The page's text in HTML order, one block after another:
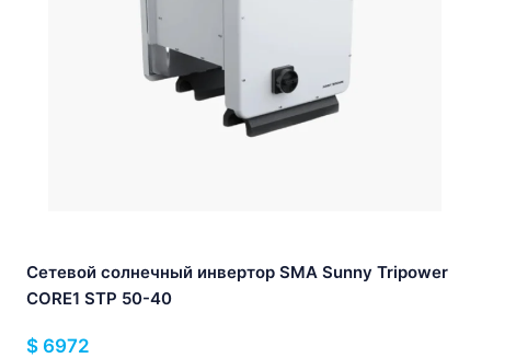
Сетевой солнечный инвертор SMA Sunny Tripower
CORE1 STP 50-40
$ 6972